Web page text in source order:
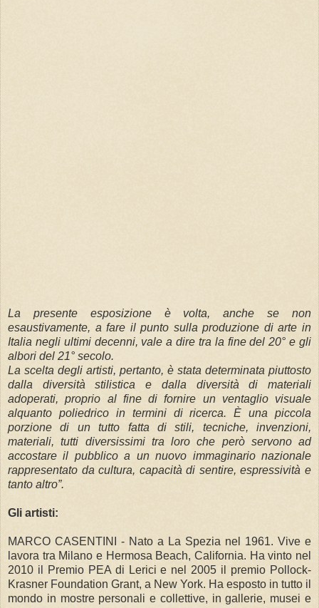
La presente esposizione è volta, anche se non
esaustivamente, a fare il punto sulla produzione di arte in
Italia negli ultimi decenni, vale a dire tra la fine del 20° e gli
albori del 21° secolo.
La scelta degli artisti, pertanto, è stata determinata piuttosto
dalla diversità stilistica e dalla diversità di materiali
adoperati, proprio al fine di fornire un ventaglio visuale
alquanto poliedrico in termini di ricerca. È una piccola
porzione di un tutto fatta di stili, tecniche, invenzioni,
materiali, tutti diversissimi tra loro che però servono ad
accostare il pubblico a un nuovo immaginario nazionale
rappresentato da cultura, capacità di sentire, espressività e
tanto altro”.
Gli artisti:
MARCO CASENTINI - Nato a La Spezia nel 1961. Vive e
lavora tra Milano e Hermosa Beach, California. Ha vinto nel
2010 il Premio PEA di Lerici e nel 2005 il premio Pollock-
Krasner Foundation Grant, a New York. Ha esposto in tutto il
mondo in mostre personali e collettive, in gallerie, musei e